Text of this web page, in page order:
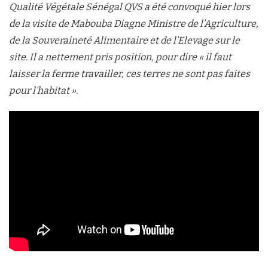
Qualité Végétale Sénégal QVS a été convoqué hier lors
de la visite de Mabouba Diagne Ministre de l’Agriculture,
de la Souveraineté Alimentaire et de l’Elevage sur le
site. Il a nettement pris position, pour dire « il faut
laisser la ferme travailler, ces terres ne sont pas faites
pour l’habitat ».